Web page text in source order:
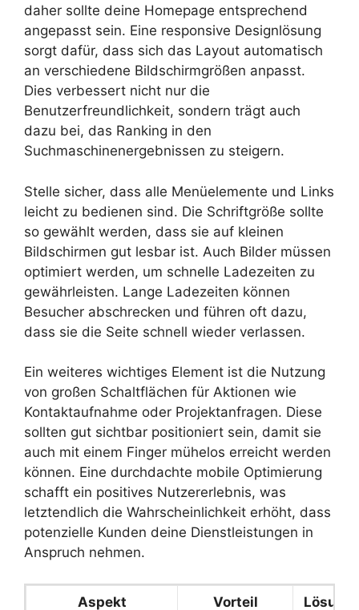
daher sollte deine Homepage entsprechend
angepasst sein. Eine responsive Designlösung
sorgt dafür, dass sich das Layout automatisch
an verschiedene Bildschirmgrößen anpasst.
Dies verbessert nicht nur die
Benutzerfreundlichkeit, sondern trägt auch
dazu bei, das Ranking in den
Suchmaschinenergebnissen zu steigern.
Stelle sicher, dass alle Menüelemente und Links
leicht zu bedienen sind. Die Schriftgröße sollte
so gewählt werden, dass sie auf kleinen
Bildschirmen gut lesbar ist. Auch Bilder müssen
optimiert werden, um schnelle Ladezeiten zu
gewährleisten. Lange Ladezeiten können
Besucher abschrecken und führen oft dazu,
dass sie die Seite schnell wieder verlassen.
Ein weiteres wichtiges Element ist die Nutzung
von großen Schaltflächen für Aktionen wie
Kontaktaufnahme oder Projektanfragen. Diese
sollten gut sichtbar positioniert sein, damit sie
auch mit einem Finger mühelos erreicht werden
können. Eine durchdachte mobile Optimierung
schafft ein positives Nutzererlebnis, was
letztendlich die Wahrscheinlichkeit erhöht, dass
potenzielle Kunden deine Dienstleistungen in
Anspruch nehmen.
Aspekt Vorteil